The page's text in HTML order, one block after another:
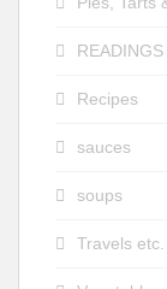
READINGS
Recipes
sauces
soups
Travels etc.